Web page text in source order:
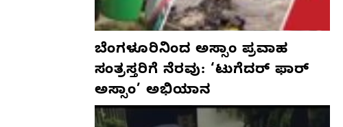
ಬೆಂಗಳೂರಿನಿಂದ ಅಸ್ಸಾಂ ಪ್ರವಾಹ
ಸಂತ್ರಸ್ತರಿಗೆ ನೆರವು: ‘ಟುಗೆದರ್ ಫಾರ್
ಅಸ್ಸಾಂ’ ಅಭಿಯಾನ